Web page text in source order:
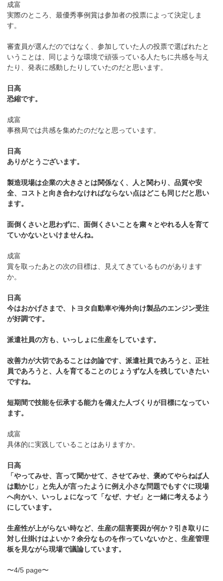
成富
実際のところ、最優秀事例賞は参加者の投票によって決定しま
す。
審査員が選んだのではなく、参加していた人の投票で選ばれたと
いうことは、同じような環境で頑張っている人たちに共感を与え
たり、発表に感動したりしていたのだと思います。
日高
恐縮です。
成富
事務局では共感を集めたのだなと思っています。
日高
ありがとうございます。
製造現場は企業の大きさとは関係なく、人と関わり、品質や安
全、コストと向き合わなければならない点はどこも同じだと思い
ます。
面倒くさいと思わずに、面倒くさいことを粛々とやれる人を育て
ていかないといけませんね。
成富
賞を取ったあとの次の目標は、見えてきているものがあります
か。
日高
今はおかげさまで、トヨタ自動車や海外向け製品のエンジン受注
が好調です。
派遣社員の方も、いっしょに生産をしています。
改善力が大切であることは勿論です、派遣社員であろうと、正社
員であろうと、人を育てることのじょうずな人を残していきたい
ですね。
短期間で技能を伝承する能力を備えた人づくりが目標になってい
ます。
成富
具体的に実践していることはありますか。
日高
「やってみせ、言って聞かせて、させてみせ、褒めてやらねば人
は動かじ」と先人が言ったように例え小さな問題でもすぐに現場
へ向かい、いっしょになって「なぜ、ナゼ」と一緒に考えるよう
にしています。
生産性が上がらない時など、生産の阻害要因が何か？引き取りに
対し仕掛けはよいか？余分なものを作っていないかと、生産管理
板を見ながら現場で議論しています。
〜4/5 page〜